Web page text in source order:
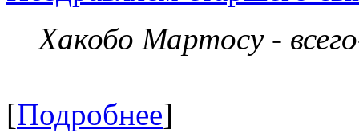
Хакобо Мартосу -
[Подробнее]